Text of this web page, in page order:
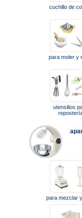
cuchillo de
para moler y
utensilios
para mezclar